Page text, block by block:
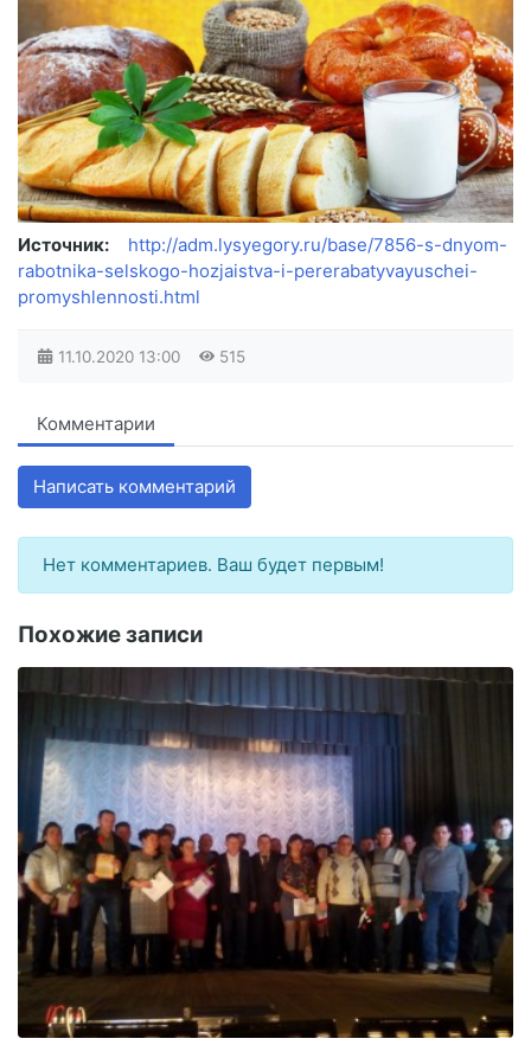
Источник:
http://adm.lysyegory.ru/base/7856-s-dnyom-
rabotnika-selskogo-hozjaistva-i-pererabatyvayuschei-
promyshlennosti.html
11.10.2020 13:00 515
Комментарии
Написать комментарий
Нет комментариев. Ваш будет первым!
Похожие записи